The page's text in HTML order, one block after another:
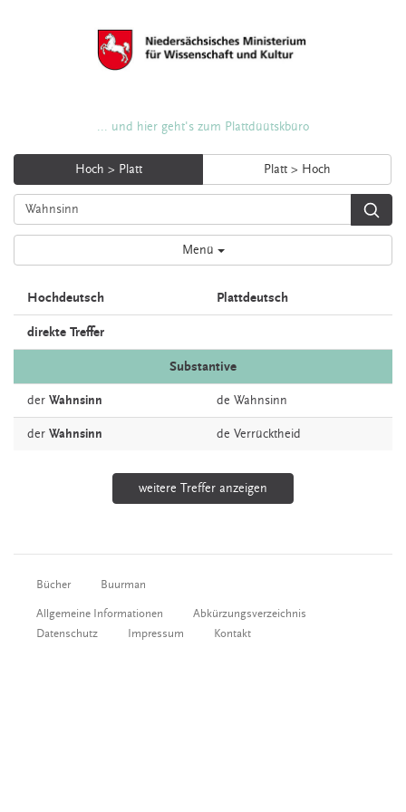
... und hier geht's zum Plattdüütskbüro
Hoch > Platt Platt > Hoch
Menü
Hochdeutsch Plattdeutsch
direkte Treffer
Substantive
der Wahnsinn de Wahnsinn
der Wahnsinn de Verrücktheid
weitere Treffer anzeigen
Bücher Buurman
Allgemeine Informationen
Abkürzungsverzeichnis
Datenschutz
Impressum Kontakt